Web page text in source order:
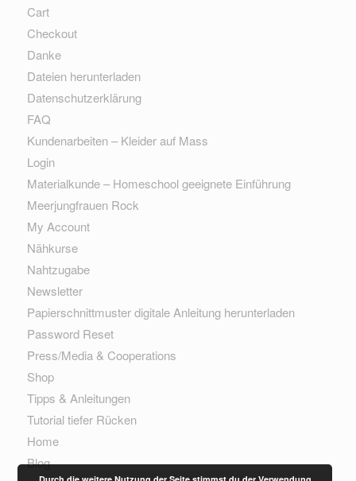
Cart
Checkout
Danke
Dateien herunterladen
Datenschutzerklärung
FAQ
Kundenarbeiten – Kleider auf Mass
Login
Materialkunde – Homeschool geeignete Einführung
Meerjungfrauen Rock
My Account
Nähkurse
Nahtzugabe
Newsletter
Papierschnittmuster digitale Anleitung herunterladen
Password Reset
Press/Media & Cooperations
Shop
Tipps & Anleitungen
Tutorial tiefer Rücken
Home
Blog